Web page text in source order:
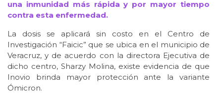
una inmunidad más rápida y por mayor tiempo
contra esta enfermedad.
La dosis se aplicará sin costo en el Centro de
Investigación “Faicic” que se ubica en el municipio de
Veracruz, y de acuerdo con la directora Ejecutiva de
dicho centro, Sharzy Molina, existe evidencia de que
Inovio brinda mayor protección ante la variante
Ómicron.